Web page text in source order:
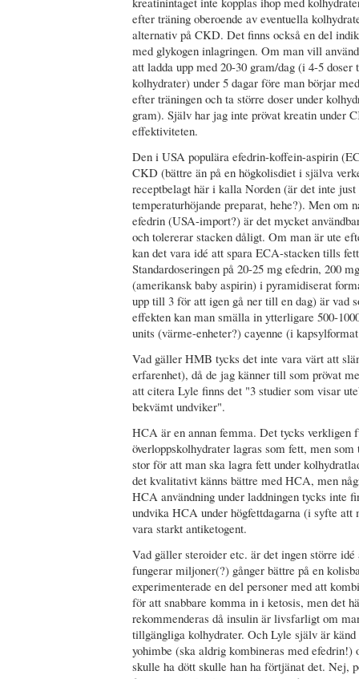
efter träning oberoende av eventuella
alternativ på CKD. Det finns också en del
med glykogen inlagringen. Om man vill
att ladda upp med 20-30 gram/dag (i 4-5 doser
kolhydrater) under 5 dagar före man börjar
efter träningen och ta större doser under
gram). Själv har jag inte prövat kreatin under
effektiviteten.
Den i USA populära efedrin-koffein-aspirin
CKD (bättre än på en högkolisdiet i själva
receptbelagt här i kalla Norden (är det inte
temperaturhöjande preparat, hehe?). Men om
efedrin (USA-import?) är det mycket
och tolererar stacken dåligt. Om man är ute
kan det vara idé att spara ECA-stacken tills
Standardoseringen på 20-25 mg efedrin, 200
(amerikansk baby aspirin) i pyramidiserat
upp till 3 för att igen gå ner till en dag) är vad
effekten kan man smälla in ytterligare 500-
units (värme-enheter?) cayenne (i
Vad gäller HMB tycks det inte vara värt att
erfarenhet), då de jag känner till som prövat
att citera Lyle finns det "3 studier som visar
bekvämt undviker".
HCA är en annan femma. Det tycks verkligen
överloppskolhydrater lagras som fett, men
stor för att man ska lagra fett under
det kvalitativt känns bättre med HCA, men
HCA användning under laddningen tycks inte
undvika HCA under högfettdagarna (i syfte att
vara starkt antiketogent.
Vad gäller steroider etc. är det ingen större
fungerar miljoner(?) gånger bättre på en
experimenterade en del personer med att
för att snabbare komma in i ketosis, men det
rekommenderas då insulin är livsfarligt om
tillgängliga kolhydrater. Och Lyle själv är
yohimbe (ska aldrig kombineras med efedrin!)
skulle ha dött skulle han ha förtjänat det. Nej,